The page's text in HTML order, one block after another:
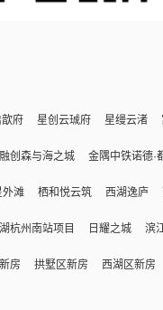
府 星创云珹府 星缦云渚
融创森与海之城 金隅中铁诺德·
外滩 栖和悦云筑 西湖逸庐
杭州南站项目 日耀之城 滨
房 拱墅区新房 西湖区新房